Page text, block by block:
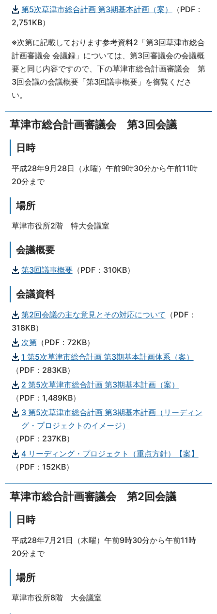
第5次草津市総合計画 第3期基本計画（案）
（PDF：
2,751KB）
※次第に記載しております参考資料2「第3回草津市総合
計画審議会 会議録」については、第3回審議会の会議概
要と同じ内容ですので、下の草津市総合計画審議会 第
3回会議の会議概要「第3回議事概要」を御覧くださ
い。
草津市総合計画審議会 第3回会議
日時
平成28年9月28日（水曜）午前9時30分から午前11時
20分まで
場所
草津市役所2階 特大会議室
会議概要
第3回議事概要（PDF：310KB）
会議資料
第2回会議の主な意見とその対応について （PDF：
318KB）
次第（PDF：72KB）
1 第5次草津市総合計画 第3期基本計画体系（案）
（PDF：283KB）
2 第5次草津市総合計画 第3期基本計画（案）
（PDF：1,489KB）
3 第5次草津市総合計画 第3期基本計画（リーディン
グ・プロジェクトのイメージ）
（PDF：237KB）
4 リーディング・プロジェクト（重点方針）【案】
（PDF：152KB）
草津市総合計画審議会 第2回会議
日時
平成28年7月21日（木曜）午前9時30分から午前11時
20分まで
場所
草津市役所8階 大会議室